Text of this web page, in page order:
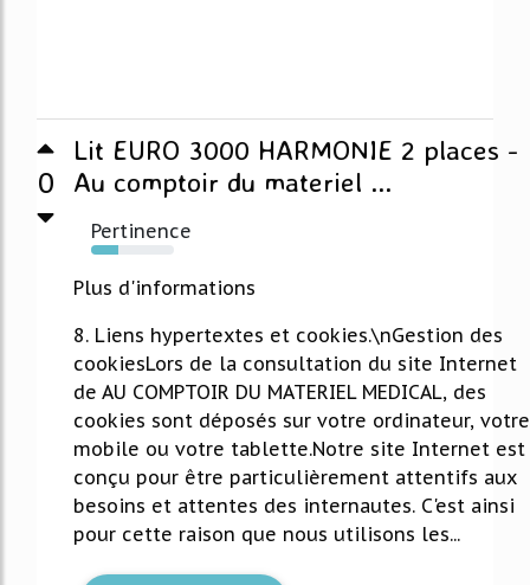
0
Lit EURO 3000 HARMONIE 2 places -
Au comptoir du materiel ...
Pertinence
33%
Plus d'informations
8. Liens hypertextes et cookies.\nGestion des
cookiesLors de la consultation du site Internet
de AU COMPTOIR DU MATERIEL MEDICAL, des
cookies sont déposés sur votre ordinateur, votre
mobile ou votre tablette.Notre site Internet est
conçu pour être particulièrement attentifs aux
besoins et attentes des internautes. C'est ainsi
pour cette raison que nous utilisons les...